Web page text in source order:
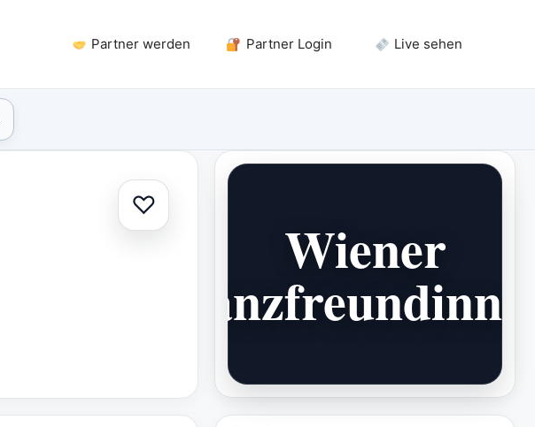
Partner werden Partner Login Live sehen
♡Zur Auswahl hinzufügenWiener